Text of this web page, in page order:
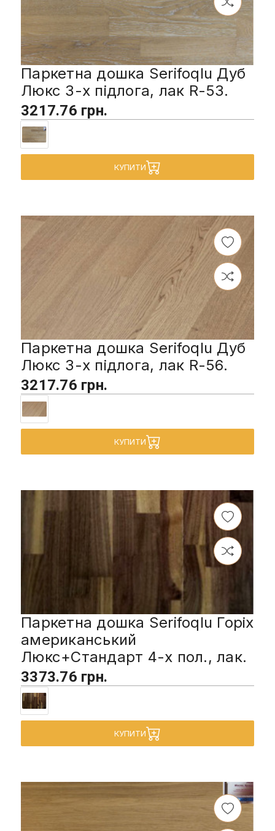
Паркетна дошка Serifoqlu Дуб
Люкс 3-х підлога, лак R-53.
3217.76 грн.
КУПИТИ
Паркетна дошка Serifoqlu Дуб
Люкс 3-х підлога, лак R-56.
3217.76 грн.
КУПИТИ
Паркетна дошка Serifoqlu Горіх
американський
Люкс+Стандарт 4-х пол., лак.
3373.76 грн.
КУПИТИ